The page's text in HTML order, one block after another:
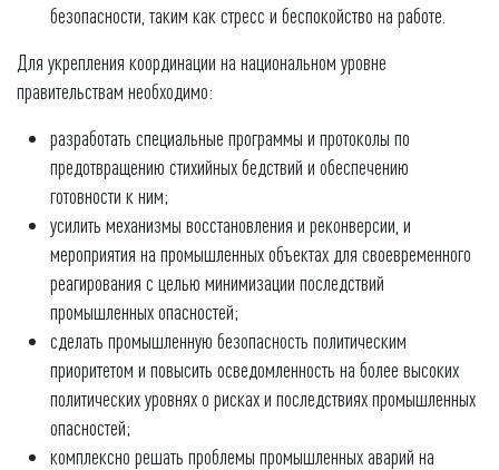
безопасности, таким как стресс и беспокойство на работе.
Для укрепления координации на национальном уровне
правительствам необходимо:
разработать специальные программы и протоколы по
предотвращению стихийных бедствий и обеспечению
готовности к ним;
усилить механизмы восстановления и реконверсии, и
мероприятия на промышленных объектах для своевременного
реагирования с целью минимизации последствий
промышленных опасностей;
сделать промышленную безопасность политическим
приоритетом и повысить осведомленность на более высоких
политических уровнях о рисках и последствиях промышленных
опасностей;
комплексно решать проблемы промышленных аварий на